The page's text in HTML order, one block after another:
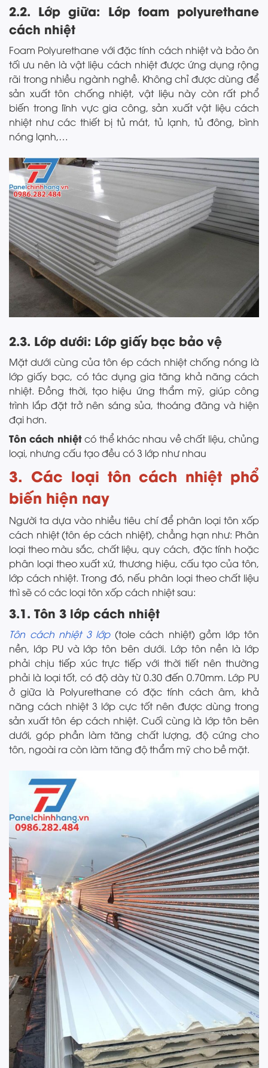
2.2. Lớp giữa: Lớp foam polyurethane
cách nhiệt
Foam Polyurethane với đặc tính cách nhiệt và bảo ôn
tối ưu nên là vật liệu cách nhiệt được ứng dụng rộng
rãi trong nhiều ngành nghề. Không chỉ được dùng để
sản xuất tôn chống nhiệt, vật liệu này còn rất phổ
biến trong lĩnh vực gia công, sản xuất vật liệu cách
nhiệt như các thiết bị tủ mát, tủ lạnh, tủ đông, bình
nóng lạnh,…
2.3. Lớp dưới: Lớp giấy bạc bảo vệ
Mặt dưới cùng của tôn ép cách nhiệt chống nóng là
lớp giấy bạc, có tác dụng gia tăng khả năng cách
nhiệt. Đồng thời, tạo hiệu ứng thẩm mỹ, giúp công
trình lắp đặt trở nên sáng sủa, thoáng đãng và hiện
đại hơn.
Tôn cách nhiệtcó thể khác nhau về chất liệu, chủng
loại, nhưng cấu tạo đều có 3 lớp như nhau
3. Các loại tôn cách nhiệt phổ
biến hiện nay
Người ta dựa vào nhiều tiêu chí để phân loại tôn xốp
cách nhiệt (tôn ép cách nhiệt), chẳng hạn như: Phân
loại theo màu sắc, chất liệu, quy cách, đặc tính hoặc
phân loại theo xuất xứ, thương hiệu, cấu tạo của tôn,
lớp cách nhiệt. Trong đó, nếu phân loại theo chất liệu
thì sẽ có các loại tôn xốp cách nhiệt sau:
3.1. Tôn 3 lớp cách nhiệt
Tôn cách nhiệt 3 lớp(tole cách nhiệt) gồm lớp tôn
nền, lớp PU và lớp tôn bên dưới. Lớp tôn nền là lớp
phải chịu tiếp xúc trực tiếp với thời tiết nên thường
phải là loại tốt, có độ dày từ 0.30 đến 0.70mm. Lớp PU
ở giữa là Polyurethane có đặc tính cách âm, khả
năng cách nhiệt 3 lớp cực tốt nên được dùng trong
sản xuất tôn ép cách nhiệt. Cuối cùng là lớp tôn bên
dưới, góp phần làm tăng chất lượng, độ cứng cho
tôn, ngoài ra còn làm tăng độ thẩm mỹ cho bề mặt.